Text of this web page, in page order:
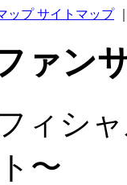
サイトマップ
ァン
ィシ
〜